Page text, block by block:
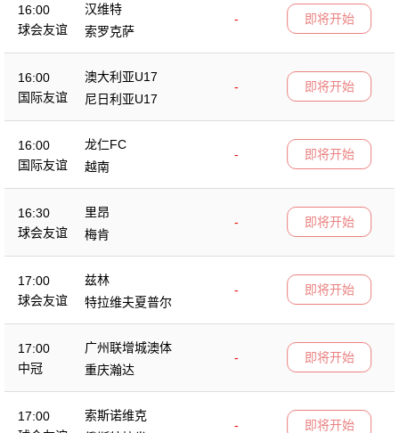
16:00
球会友谊
汉维特
-
索罗克萨
即将开始
16:00
国际友谊
澳大利亚U17
-
尼日利亚U17
即将开始
16:00
国际友谊
龙仁FC
-
越南
即将开始
16:30
球会友谊
里昂
-
梅肯
即将开始
17:00
球会友谊
兹林
-
特拉维夫夏普尔
即将开始
17:00
中冠
广州联增城澳体
-
重庆瀚达
即将开始
17:00
索斯诺维克
-
即将开始